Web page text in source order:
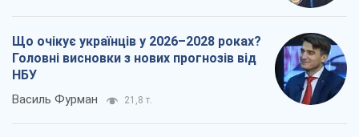
Що очікує українців у 2026–2028 роках?
Головні висновки з нових прогнозів від
НБУ
Василь Фурман 21,8 т.